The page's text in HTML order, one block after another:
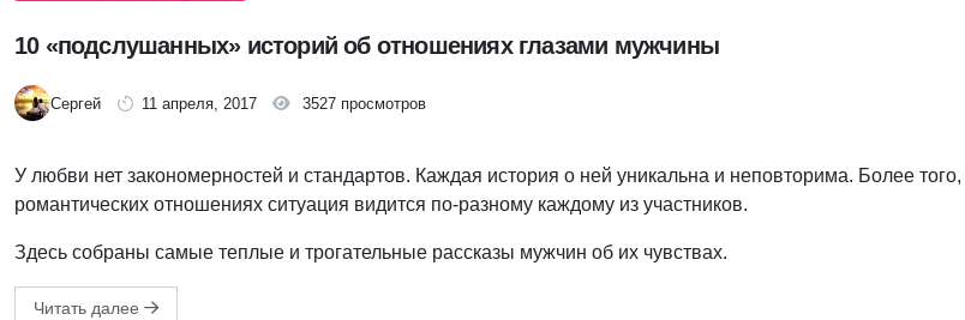
10 «подслушанных» историй об отношениях глазами мужчины
Сергей 11 апреля, 2017 3527 просмотров
У любви нет закономерностей и стандартов. Каждая история о ней уникальна и неповторима. Более
романтических отношениях ситуация видится по-разному каждому из участников.
Здесь собраны самые теплые и трогательные рассказы мужчин об их чувствах.
Читать далее